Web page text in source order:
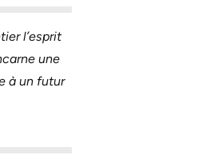
l’esprit
une
à un futur